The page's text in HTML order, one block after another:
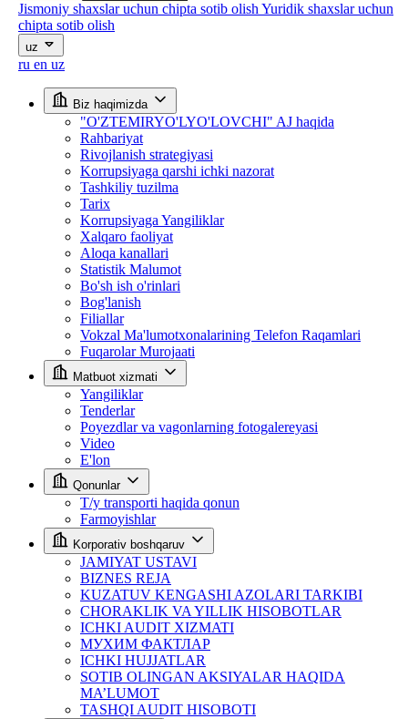
Jismoniy shaxslar uchun chipta sotib olish Yuridik shaxslar uchun
chipta sotib olish
uz
ru en uz
Biz haqimizda
"O'ZTEMIRYO'LYO'LOVCHI" AJ haqida
Rahbariyat
Rivojlanish strategiyasi
Korrupsiyaga qarshi ichki nazorat
Tashkiliy tuzilma
Tarix
Korrupsiyaga Yangiliklar
Xalqaro faoliyat
Aloqa kanallari
Statistik Malumot
Bo'sh ish o'rinlari
Bog'lanish
Filiallar
Vokzal Ma'lumotxonalarining Telefon Raqamlari
Fuqarolar Murojaati
Matbuot xizmati
Yangiliklar
Tenderlar
Poyezdlar va vagonlarning fotogalereyasi
Video
E'lon
Qonunlar
T/y transporti haqida qonun
Farmoyishlar
Korporativ boshqaruv
JAMIYAT USTAVI
BIZNES REJA
KUZATUV KENGASHI AZOLARI TARKIBI
CHORAKLIK VA YILLIK HISOBOTLAR
ICHKI AUDIT XIZMATI
МУХИМ ФАКТЛАР
ICHKI HUJJATLAR
SOTIB OLINGAN AKSIYALAR HAQIDA
MA’LUMOT
TASHQI AUDIT HISOBOTI